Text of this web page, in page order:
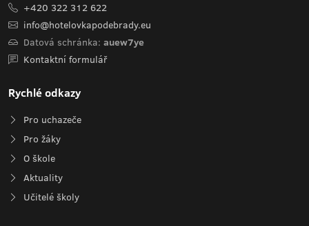
+420 322 312 622
info@hotelovkapodebrady.eu
Datová schránka: auew7ye
Kontaktní formulář
Rychlé odkazy
Pro uchazeče
Pro žáky
O škole
Aktuality
Učitelé školy